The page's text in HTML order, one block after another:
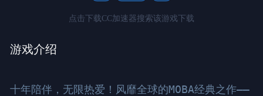
点击下载CC加速器搜索该游戏下载
游戏介绍
十年陪伴，无限热爱！风靡全球的MOBA经典之作——